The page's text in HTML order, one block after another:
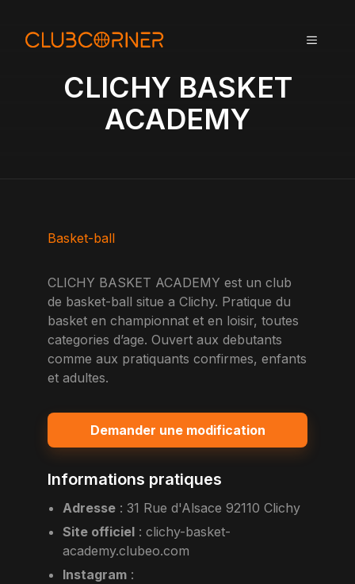
MENU
CLICHY BASKET
ACADEMY
Basket-ball
CLICHY BASKET ACADEMY est un club
de basket-ball situe a Clichy. Pratique du
basket en championnat et en loisir, toutes
categories d’age. Ouvert aux debutants
comme aux pratiquants confirmes, enfants
et adultes.
Demander une modification
Informations pratiques
Adresse : 31 Rue d'Alsace 92110 Clichy
Site officiel :clichy-basket-
academy.clubeo.com
Instagram :